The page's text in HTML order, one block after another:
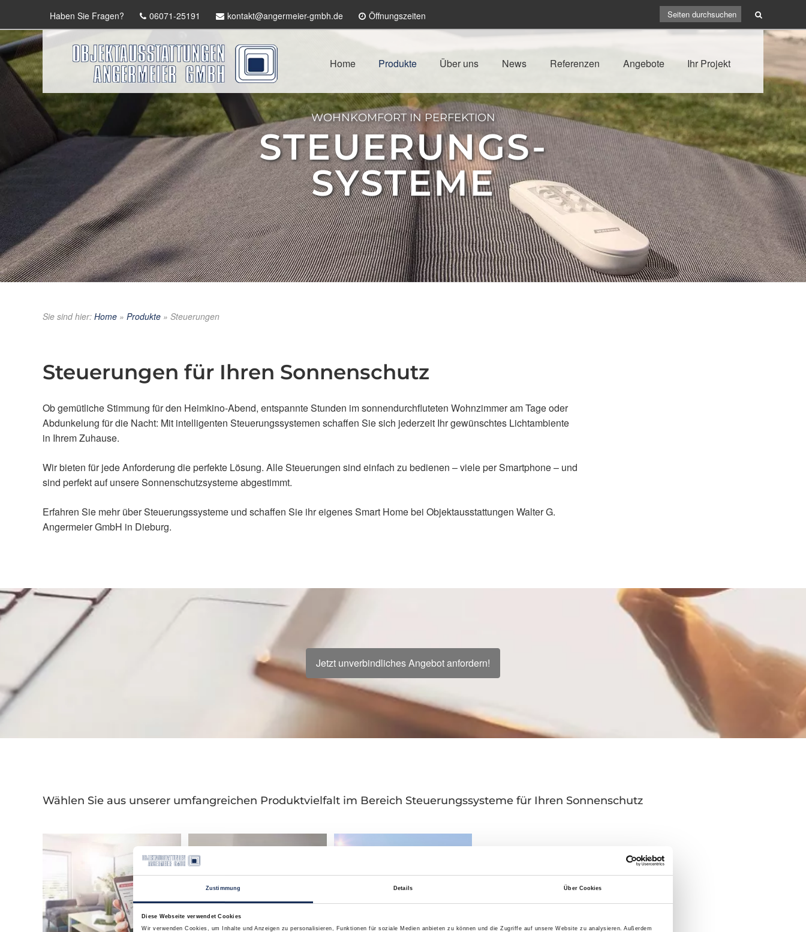
Zustimmung Details Über Cookies
Diese Webseite verwendet Cookies
Wir verwenden Cookies, um Inhalte und Anzeigen zu personalisieren, Funktionen für soziale Medien anbieten zu können und die Zugriffe auf unsere Website zu analysieren. Außerdem
Haben Sie Fragen? 06071-25191 kontakt@angermeier-gmbh.de Öffnungszeiten
Home Produkte Über uns News Referenzen Angebote Ihr Projekt
WOHNKOMFORT IN PERFEKTION
STEUERUNGS-
SYSTEME
Sie sind hier: Home » Produkte » Steuerungen
Steuerungen für Ihren Sonnenschutz
Ob gemütliche Stimmung für den Heimkino-Abend, entspannte Stunden im sonnendurchfluteten Wohnzimmer am Tage oder
Abdunkelung für die Nacht: Mit intelligenten Steuerungssystemen schaffen Sie sich jederzeit Ihr gewünschtes Lichtambiente
in Ihrem Zuhause.
Wir bieten für jede Anforderung die perfekte Lösung. Alle Steuerungen sind einfach zu bedienen – viele per Smartphone – und
sind perfekt auf unsere Sonnenschutzsysteme abgestimmt.
Erfahren Sie mehr über Steuerungssysteme und schaffen Sie ihr eigenes Smart Home bei Objektausstattungen Walter G.
Angermeier GmbH in Dieburg.
Jetzt unverbindliches Angebot anfordern!
Wählen Sie aus unserer umfangreichen Produktvielfalt im Bereich Steuerungssysteme für Ihren Sonnenschutz